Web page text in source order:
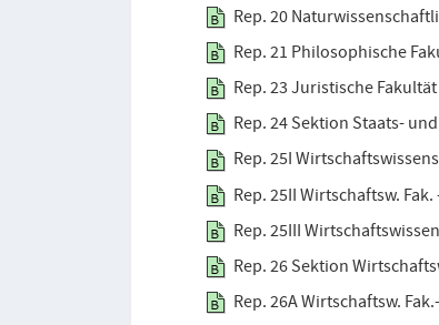
Rep. 20
Rep. 21 Philosophische
Rep. 23 Juristische Fakultät
Rep. 24 Sektion Staats-
Rep. 25I
Rep. 25II Wirtschaftsw.
Rep. 25III
Rep. 26 Sektion
Rep. 26A Wirtschaftsw.